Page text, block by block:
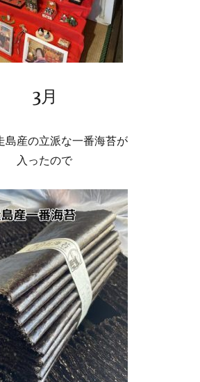
3月
島産の立派な一番海苔が
入ったので